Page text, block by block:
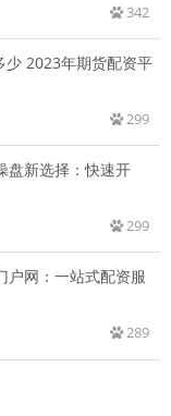
342
少 2023年期货配资平
299
盘新选择：快速开
299
户网：一站式配资服
289